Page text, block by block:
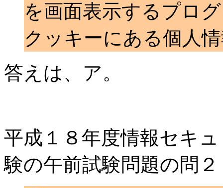
を画面表示するプロ
クッキーにある個人
答えは、ア。
平成１８年度情報セキ
験の午前試験問題の問